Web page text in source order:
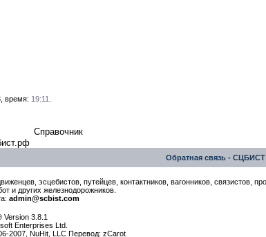
время: 19:11
Справочник
Обратная связь - СЦБИСТ
эсцебистов, путейцев, контактников, вагонников, связистов,
и других железнодорожников.
admin@scbist.com
Version 3.8.1
Enterprises Ltd.
2007, NuHit, LLC Перевод: zCarot